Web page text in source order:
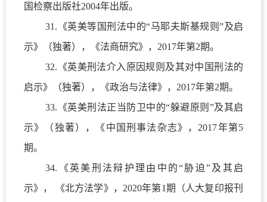
国检察出版社2004年出版。
31. 《英美等国刑法中的“马耶夫斯基规则”及启
示》（独著），《法商研究》， 2017年第2期。
32. 《英美刑法介入原因规则及其对中国刑法的
启示》（独著），《政治与法律》， 2017年第2期。
33. 《英美刑法正当防卫中的“躲避原则”及其启
示》（独著），《中国刑事法杂志》， 2017年第5
期。
34. 《英美刑法辩护理由中的“胁迫”及其启
示》， 《北方法学》， 2020年第1期（人大复印报刊